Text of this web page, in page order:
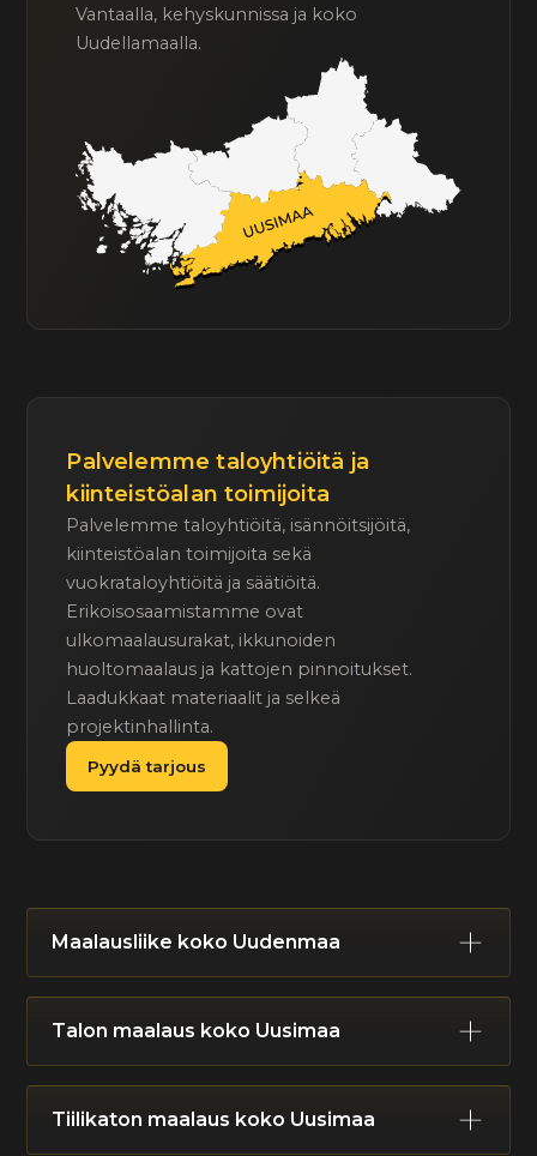
Vantaalla, kehyskunnissa ja koko
Uudellamaalla.
Palvelemme taloyhtiöitä ja
kiinteistöalan toimijoita
Palvelemme taloyhtiöitä, isännöitsijöitä,
kiinteistöalan toimijoita sekä
vuokrataloyhtiöitä ja säätiöitä.
Erikoisosaamistamme ovat
ulkomaalausurakat, ikkunoiden
huoltomaalaus ja kattojen pinnoitukset.
Laadukkaat materiaalit ja selkeä
projektinhallinta.
Pyydä tarjous
Maalausliike koko Uudenmaa
Helsinki Espoo Vantaa Kauniainen
Hyvinkää Järvenpää Kerava
Kirkkonummi Lohja Karkkila Siuntio
Talon maalaus koko Uusimaa
Helsinki Espoo Vantaa Kauniainen
Hyvinkää Järvenpää Kerava Mäntsälä
Tiilikaton maalaus koko Uusimaa